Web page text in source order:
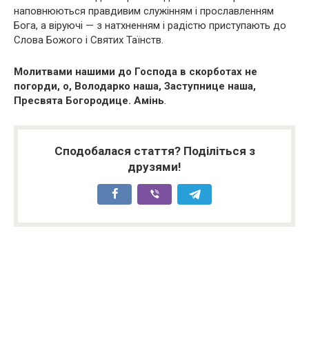
наповнюються правдивим служінням і прославленням
Бога, а віруючі — з натхненням і радістю приступають до
Слова Божого і Святих Таїнств.
Молитвами нашими до Господа в скорботах не
погорди, о, Володарко наша, Заступнице наша,
Пресвята Богородице. Амінь.
Сподобалася стаття? Поділіться з
друзями!